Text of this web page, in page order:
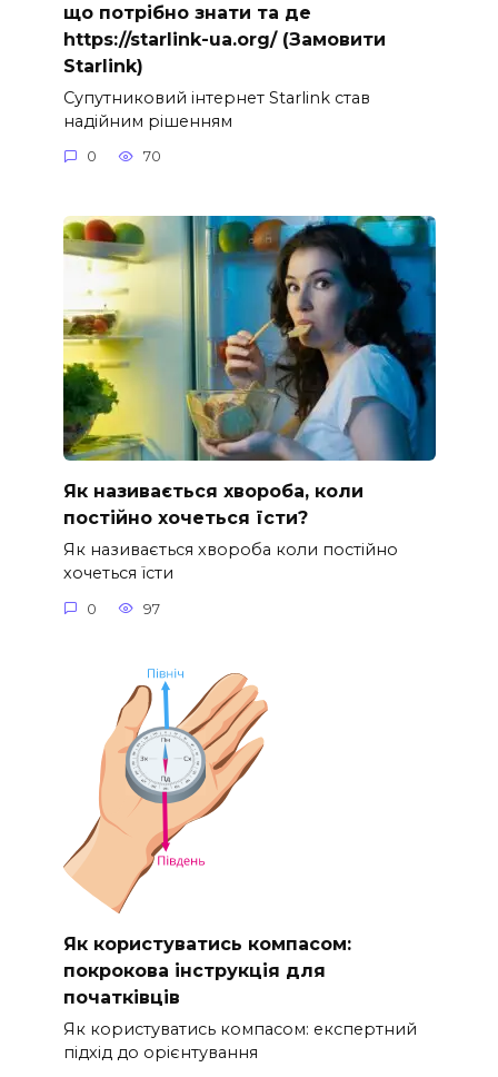
що потрібно знати та де
https://starlink-ua.org/ (Замовити
Starlink)
Супутниковий інтернет Starlink став
надійним рішенням
0 70
Як називається хвороба, коли
постійно хочеться їсти?
Як називається хвороба коли постійно
хочеться їсти
0 97
Як користуватись компасом:
покрокова інструкція для
початківців
Як користуватись компасом: експертний
підхід до орієнтування